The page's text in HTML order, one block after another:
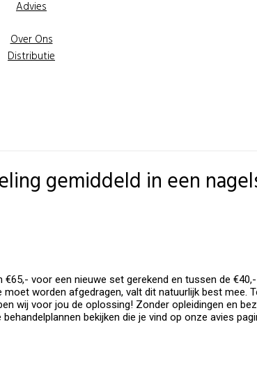
Advies
Over Ons
Distributie
gemiddeld in een
voor een nieuwe set gerekend en tussen de
worden afgedragen, valt dit natuurlijk best mee.
wij voor jou de oplossing! Zonder opleidingen en
bekijken die je vind op onze avies